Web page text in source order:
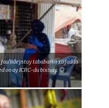
tababarkii xirfadda
oo ay ICRC-du bixisay. ©